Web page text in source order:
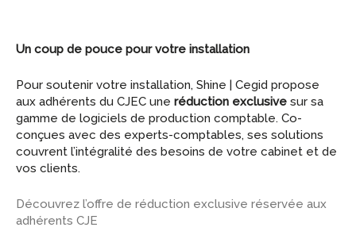
Un coup de pouce pour votre installation
Pour soutenir votre installation, Shine | Cegid propose
aux adhérents du CJEC une réduction exclusive sur sa
gamme de logiciels de production comptable. Co-
conçues avec des experts-comptables, ses solutions
couvrent l’intégralité des besoins de votre cabinet et de
vos clients.
Découvrez l’offre de réduction exclusive réservée aux
adhérents CJE